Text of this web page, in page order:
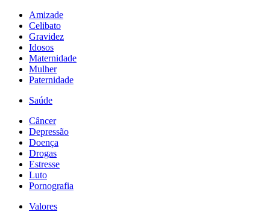
Amizade
Celibato
Gravidez
Idosos
Maternidade
Mulher
Paternidade
Saúde
Câncer
Depressão
Doença
Drogas
Estresse
Luto
Pornografia
Valores